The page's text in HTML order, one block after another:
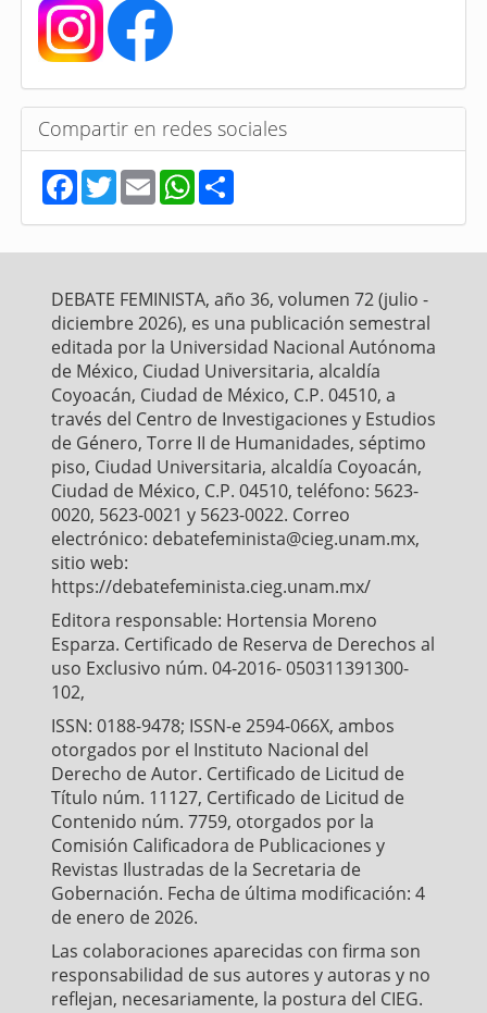
Compartir en redes sociales
F
a
c
e
b
k
T
w
t
t
E
m
a
i
l
W
h
a
t
s
p
S
h
r
e
DEBATE FEMINISTA, año 36, volumen 72 (julio -
diciembre 2026), es una publicación semestral
editada por la Universidad Nacional Autónoma
de México, Ciudad Universitaria, alcaldía
Coyoacán, Ciudad de México, C.P. 04510, a
través del Centro de Investigaciones y Estudios
de Género, Torre II de Humanidades, séptimo
piso, Ciudad Universitaria, alcaldía Coyoacán,
Ciudad de México, C.P. 04510, teléfono: 5623-
0020, 5623-0021 y 5623-0022. Correo
electrónico: debatefeminista@cieg.unam.mx,
sitio web:
https://debatefeminista.cieg.unam.mx/
Editora responsable: Hortensia Moreno
Esparza. Certificado de Reserva de Derechos al
uso Exclusivo núm. 04-2016- 050311391300-
102,
ISSN: 0188-9478; ISSN-e 2594-066X, ambos
otorgados por el Instituto Nacional del
Derecho de Autor. Certificado de Licitud de
Título núm. 11127, Certificado de Licitud de
Contenido núm. 7759, otorgados por la
Comisión Calificadora de Publicaciones y
Revistas Ilustradas de la Secretaria de
Gobernación. Fecha de última modificación: 4
de enero de 2026.
Las colaboraciones aparecidas con firma son
responsabilidad de sus autores y autoras y no
reflejan, necesariamente, la postura del CIEG.